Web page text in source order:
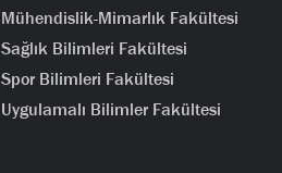
Mühendislik-Mimarlık Fakültesi
Sağlık Bilimleri Fakültesi
Spor Bilimleri Fakültesi
Uygulamalı Bilimler Fakültesi